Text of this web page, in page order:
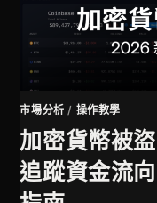
市場分析 / 操作教學
加密貨幣被
追蹤資金流